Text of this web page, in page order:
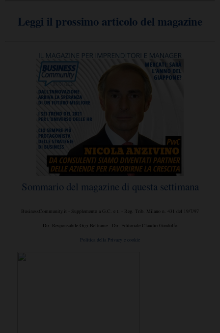
Leggi il prossimo articolo del magazine
Sommario del magazine di questa settimana
BusinessCommunity.it - Supplemento a G.C. e t. - Reg. Trib. Milano n. 431 del 19/7/97
Dir. Responsabile Gigi Beltrame - Dir. Editoriale Claudio Gandolfo
Politica della Privacy e cookie